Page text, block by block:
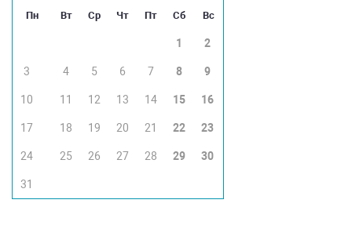
Пн Вт Ср Чт Пт Сб Вс
1 2
3 4 5 6 7 8 9
10 11 12 13 14 15 16
17 18 19 20 21 22 23
24 25 26 27 28 29 30
31